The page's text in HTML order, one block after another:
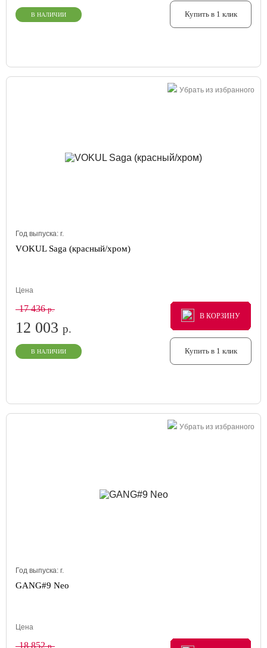
В НАЛИЧИИ Купить в 1 клик
Убрать из избранного
Год выпуска: г.
VOKUL Saga (красный/хром)
Цена
17 436р.
12 003 р.
В НАЛИЧИИ
В КОРЗИНУ
В КОРЗИНУ
В КОРЗИНУ
Купить в 1 клик
Убрать из избранного
Год выпуска: г.
GANG#9 Neo
Цена
18 852р.